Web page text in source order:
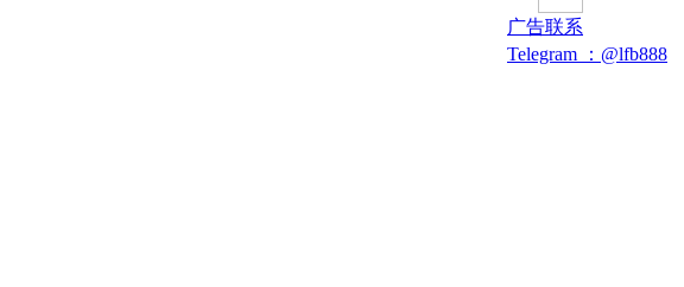
广告联系
Telegram ：@lfb888